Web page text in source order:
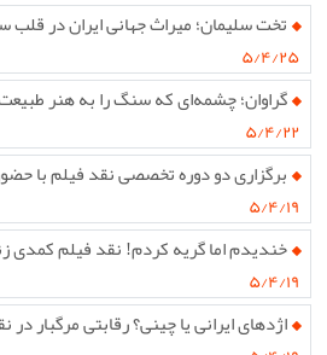
تخت سلیمان؛ میراث جهانی ایران در
۵/۴/۲۵
گراوان؛ چشمه‌ای که سنگ را به هنر
۵/۴/۲۲
برگزاری دو دوره تخصصی نقد فیلم با
۵/۴/۱۹
خندیدم اما گریه کردم! نقد فیلم کمدی
۵/۴/۱۹
اژدهای ایرانی یا چینی؟ رقابتی مرگبار در